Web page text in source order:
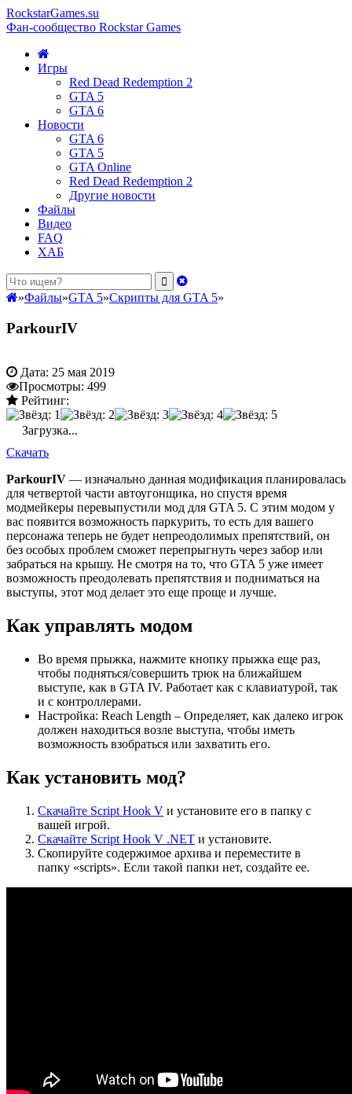
RockstarGames.su
Фан-сообщество Rockstar Games
Игры
Red Dead Redemption 2
GTA 5
GTA 6
Новости
GTA 6
GTA 5
GTA Online
Red Dead Redemption 2
Другие новости
Файлы
Видео
FAQ
ХАБ
»Файлы»GTA 5»Скрипты для GTA 5»
ParkourIV
Дата: 25 мая 2019
Просмотры: 499
Рейтинг:
Загрузка...
Скачать
ParkourIV — изначально данная модификация планировалась
для четвертой части автоугонщика, но спустя время
модмейкеры перевыпустили мод для GTA 5. С этим модом у
вас появится возможность паркурить, то есть для вашего
персонажа теперь не будет непреодолимых препятствий, он
без особых проблем сможет перепрыгнуть через забор или
забраться на крышу. Не смотря на то, что GTA 5 уже имеет
возможность преодолевать препятствия и подниматься на
выступы, этот мод делает это еще проще и лучше.
Как управлять модом
Во время прыжка, нажмите кнопку прыжка еще раз,
чтобы подняться/совершить трюк на ближайшем
выступе, как в GTA IV. Работает как с клавиатурой, так
и с контроллерами.
Настройка: Reach Length – Определяет, как далеко игрок
должен находиться возле выступа, чтобы иметь
возможность взобраться или захватить его.
Как установить мод?
Скачайте Script Hook V и установите его в папку с
вашей игрой.
Скачайте Script Hook V .NET и установите.
Скопируйте содержимое архива и переместите в
папку «scripts». Если такой папки нет, создайте ее.